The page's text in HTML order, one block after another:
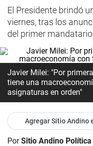
El Presidente brindó
viernes, tras los
del primer
Javier Milei: "Por
tiene una
asignaturas en orden"
Agregar Sitio Andino
PorSitio Andino Política